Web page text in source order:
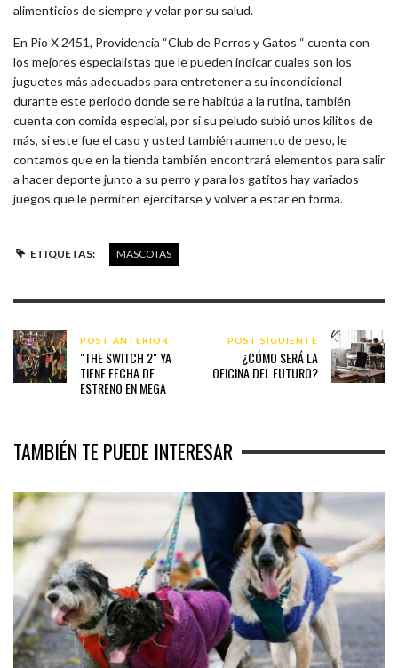
alimenticios de siempre y velar por su salud.
En Pio X 2451, Providencia “Club de Perros y Gatos “ cuenta con
los mejores especialistas que le pueden indicar cuales son los
juguetes más adecuados para entretener a su incondicional
durante este periodo donde se re habitúa a la rutina, también
cuenta con comida especial, por si su peludo subió unos kilitos de
más, si este fue el caso y usted también aumento de peso, le
contamos que en la tienda también encontrará elementos para salir
a hacer deporte junto a su perro y para los gatitos hay variados
juegos que le permiten ejercitarse y volver a estar en forma.
ETIQUETAS: MASCOTAS
POST ANTERIOR
"THE SWITCH 2" YA
TIENE FECHA DE
ESTRENO EN MEGA
POST SIGUIENTE
¿CÓMO SERÁ LA
OFICINA DEL FUTURO?
TAMBIÉN TE PUEDE INTERESAR